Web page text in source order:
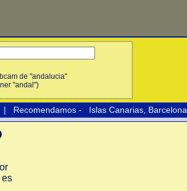
de "andalucia"
"andal")
| Recomendamos - Islas Canarias Barcelona
es